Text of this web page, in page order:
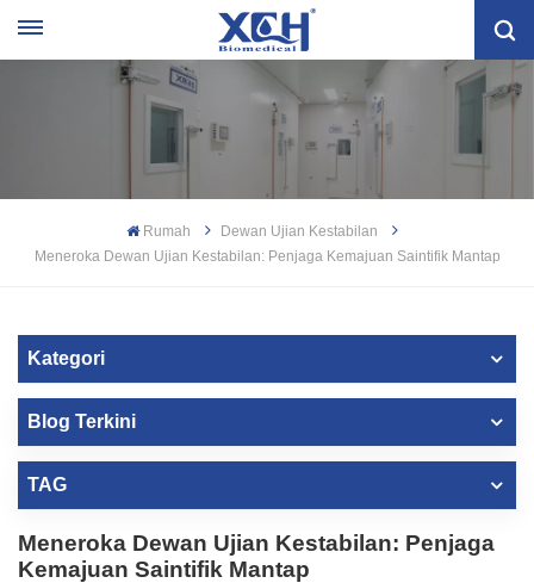
Rumah
Dewan Ujian Kestabilan
Meneroka Dewan Ujian Kestabilan: Penjaga Kemajuan Saintifik Mantap
Kategori
Blog Terkini
TAG
Meneroka Dewan Ujian Kestabilan: Penjaga
Kemajuan Saintifik Mantap